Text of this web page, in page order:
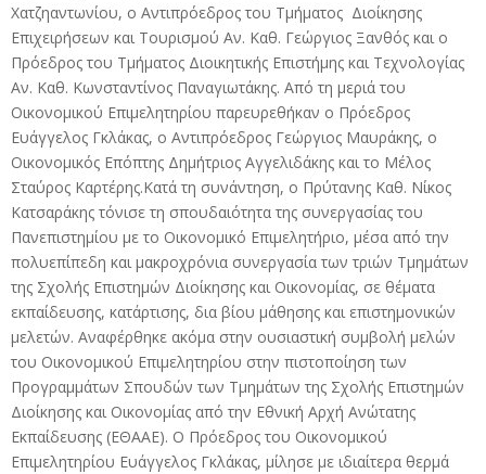
Χατζηαντωνίου, ο Αντιπρόεδρος του Τμήματος Διοίκησης
Επιχειρήσεων και Τουρισμού Αν. Καθ. Γεώργιος Ξανθός και ο
Πρόεδρος του Τμήματος Διοικητικής Επιστήμης και Τεχνολογίας
Αν. Καθ. Κωνσταντίνος Παναγιωτάκης. Από τη μεριά του
Οικονομικού Επιμελητηρίου παρευρεθήκαν ο Πρόεδρος
Ευάγγελος Γκλάκας, ο Αντιπρόεδρος Γεώργιος Μαυράκης, ο
Οικονομικός Επόπτης Δημήτριος Αγγελιδάκης και το Μέλος
Σταύρος Καρτέρης.Κατά τη συνάντηση, ο Πρύτανης Καθ. Νίκος
Κατσαράκης τόνισε τη σπουδαιότητα της συνεργασίας του
Πανεπιστημίου με το Οικονομικό Επιμελητήριο, μέσα από την
πολυεπίπεδη και μακροχρόνια συνεργασία των τριών Τμημάτων
της Σχολής Επιστημών Διοίκησης και Οικονομίας, σε θέματα
εκπαίδευσης, κατάρτισης, δια βίου μάθησης και επιστημονικών
μελετών. Αναφέρθηκε ακόμα στην ουσιαστική συμβολή μελών
του Οικονομικού Επιμελητηρίου στην πιστοποίηση των
Προγραμμάτων Σπουδών των Τμημάτων της Σχολής Επιστημών
Διοίκησης και Οικονομίας από την Εθνική Αρχή Ανώτατης
Εκπαίδευσης (ΕΘΑΑΕ). Ο Πρόεδρος του Οικονομικού
Επιμελητηρίου Ευάγγελος Γκλάκας, μίλησε με ιδιαίτερα θερμά